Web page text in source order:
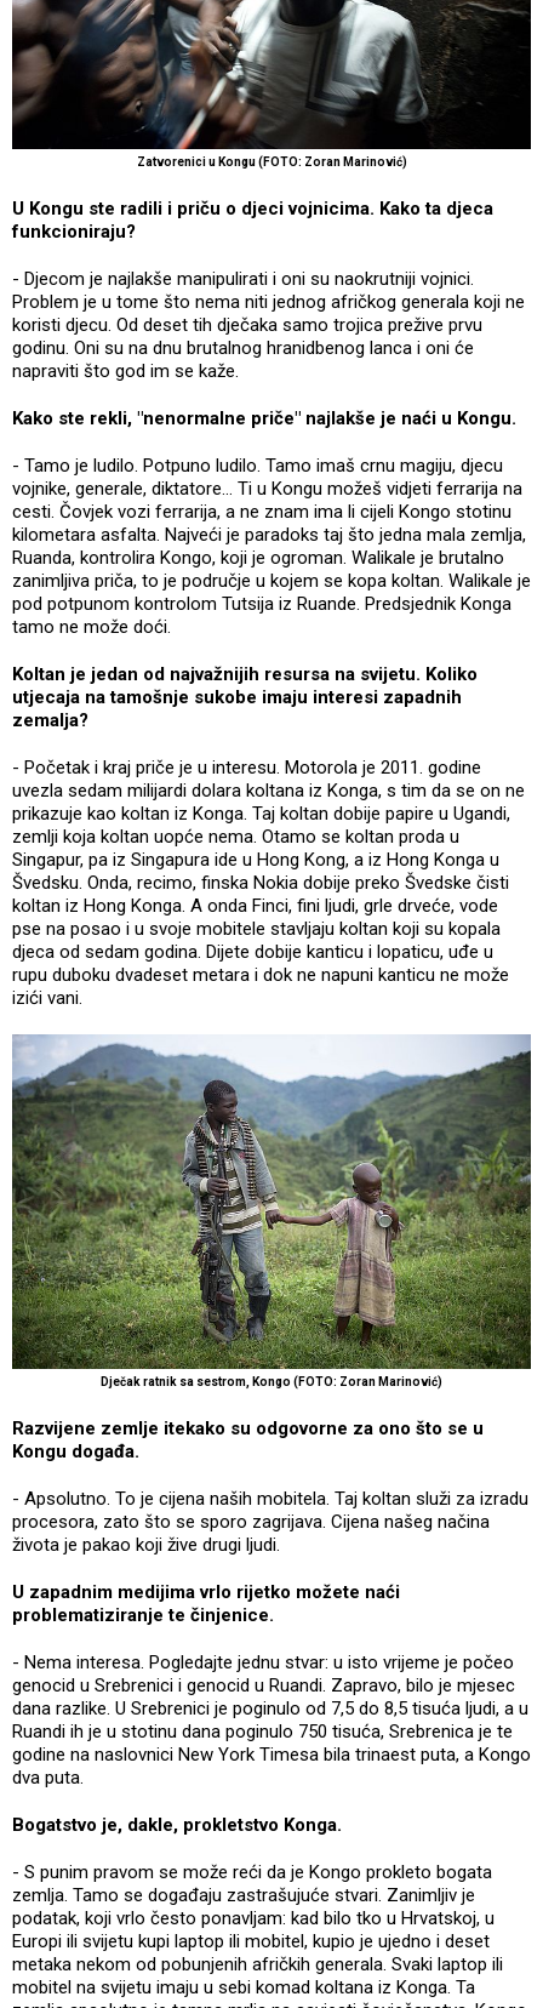
Zatvorenici u Kongu (FOTO: Zoran Marinović)
U Kongu ste radili i priču o djeci vojnicima. Kako ta djeca
funkcioniraju?
- Djecom je najlakše manipulirati i oni su naokrutniji vojnici.
Problem je u tome što nema niti jednog afričkog generala koji ne
koristi djecu. Od deset tih dječaka samo trojica prežive prvu
godinu. Oni su na dnu brutalnog hranidbenog lanca i oni će
napraviti što god im se kaže.
Kako ste rekli, "nenormalne priče" najlakše je naći u Kongu.
- Tamo je ludilo. Potpuno ludilo. Tamo imaš crnu magiju, djecu
vojnike, generale, diktatore... Ti u Kongu možeš vidjeti ferrarija na
cesti. Čovjek vozi ferrarija, a ne znam ima li cijeli Kongo stotinu
kilometara asfalta. Najveći je paradoks taj što jedna mala zemlja,
Ruanda, kontrolira Kongo, koji je ogroman. Walikale je brutalno
zanimljiva priča, to je područje u kojem se kopa koltan. Walikale je
pod potpunom kontrolom Tutsija iz Ruande. Predsjednik Konga
tamo ne može doći.
Koltan je jedan od najvažnijih resursa na svijetu. Koliko
utjecaja na tamošnje sukobe imaju interesi zapadnih
zemalja?
- Početak i kraj priče je u interesu. Motorola je 2011. godine
uvezla sedam milijardi dolara koltana iz Konga, s tim da se on ne
prikazuje kao koltan iz Konga. Taj koltan dobije papire u Ugandi,
zemlji koja koltan uopće nema. Otamo se koltan proda u
Singapur, pa iz Singapura ide u Hong Kong, a iz Hong Konga u
Švedsku. Onda, recimo, finska Nokia dobije preko Švedske čisti
koltan iz Hong Konga. A onda Finci, fini ljudi, grle drveće, vode
pse na posao i u svoje mobitele stavljaju koltan koji su kopala
djeca od sedam godina. Dijete dobije kanticu i lopaticu, uđe u
rupu duboku dvadeset metara i dok ne napuni kanticu ne može
izići vani.
Dječak ratnik sa sestrom, Kongo (FOTO: Zoran Marinović)
Razvijene zemlje itekako su odgovorne za ono što se u
Kongu događa.
- Apsolutno. To je cijena naših mobitela. Taj koltan služi za izradu
procesora, zato što se sporo zagrijava. Cijena našeg načina
života je pakao koji žive drugi ljudi.
U zapadnim medijima vrlo rijetko možete naći
problematiziranje te činjenice.
- Nema interesa. Pogledajte jednu stvar: u isto vrijeme je počeo
genocid u Srebrenici i genocid u Ruandi. Zapravo, bilo je mjesec
dana razlike. U Srebrenici je poginulo od 7,5 do 8,5 tisuća ljudi, a u
Ruandi ih je u stotinu dana poginulo 750 tisuća, Srebrenica je te
godine na naslovnici New York Timesa bila trinaest puta, a Kongo
dva puta.
Bogatstvo je, dakle, prokletstvo Konga.
- S punim pravom se može reći da je Kongo prokleto bogata
zemlja. Tamo se događaju zastrašujuće stvari. Zanimljiv je
podatak, koji vrlo često ponavljam: kad bilo tko u Hrvatskoj, u
Europi ili svijetu kupi laptop ili mobitel, kupio je ujedno i deset
metaka nekom od pobunjenih afričkih generala. Svaki laptop ili
mobitel na svijetu imaju u sebi komad koltana iz Konga. Ta